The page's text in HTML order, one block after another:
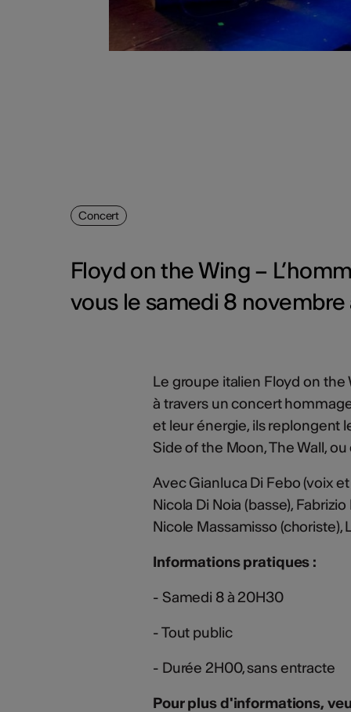
Concert
Floyd on the Wing –
vous le samedi 8
Le groupe italien Floyd on the
à travers un concert
et leur énergie, ils replongent
Side of the Moon, The Wall,
Avec Gianluca Di Febo (voix
Nicola Di Noia (basse),
Nicole Massamisso (choriste),
Informations pratiques :
- Samedi 8 à 20H30
- Tout public
- Durée 2H00, sans entracte
Pour plus d'informations,